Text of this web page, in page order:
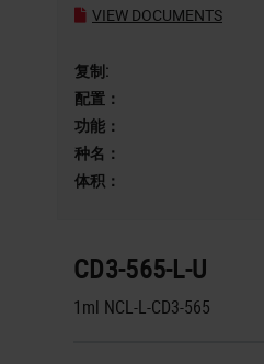
VIEW DOCUMENTS
复制:
配置：
功能：
种名：
体积：
CD3-565-L-U
1ml NCL-L-CD3-565